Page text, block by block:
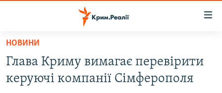
Перейти
основного
матеріалу
Перейти
ВОДА.КРИМ
ВІДЕО ТА ФОТО
НОВИНИ
Глава Криму вимагає перевірити
керуючі компанії Сімферополя